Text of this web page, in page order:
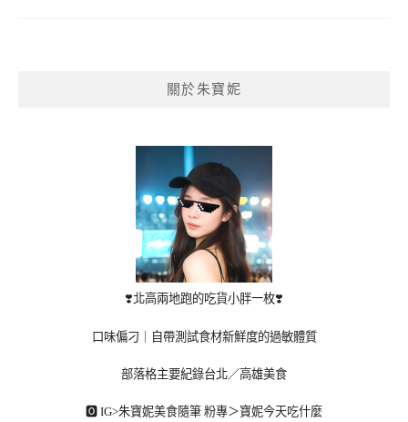
關於朱寶妮
❣️北高兩地跑的吃貨小胖一枚❣️
口味偏刁｜自帶測試食材新鮮度的過敏體質
部落格主要紀錄台北／高雄美食
🅾 IG>朱寶妮美食隨筆 粉專＞寶妮今天吃什麼